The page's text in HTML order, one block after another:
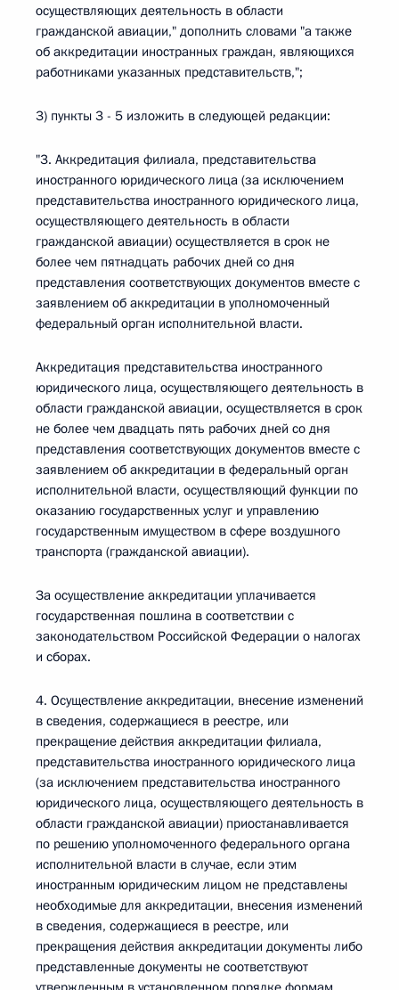
осуществляющих деятельность в области
гражданской авиации," дополнить словами "а также
об аккредитации иностранных граждан, являющихся
работниками указанных представительств,";
3) пункты 3 - 5 изложить в следующей редакции:
"3. Аккредитация филиала, представительства
иностранного юридического лица (за исключением
представительства иностранного юридического лица,
осуществляющего деятельность в области
гражданской авиации) осуществляется в срок не
более чем пятнадцать рабочих дней со дня
представления соответствующих документов вместе с
заявлением об аккредитации в уполномоченный
федеральный орган исполнительной власти.
Аккредитация представительства иностранного
юридического лица, осуществляющего деятельность в
области гражданской авиации, осуществляется в срок
не более чем двадцать пять рабочих дней со дня
представления соответствующих документов вместе с
заявлением об аккредитации в федеральный орган
исполнительной власти, осуществляющий функции по
оказанию государственных услуг и управлению
государственным имуществом в сфере воздушного
транспорта (гражданской авиации).
За осуществление аккредитации уплачивается
государственная пошлина в соответствии с
законодательством Российской Федерации о налогах
и сборах.
4. Осуществление аккредитации, внесение изменений
в сведения, содержащиеся в реестре, или
прекращение действия аккредитации филиала,
представительства иностранного юридического лица
(за исключением представительства иностранного
юридического лица, осуществляющего деятельность в
области гражданской авиации) приостанавливается
по решению уполномоченного федерального органа
исполнительной власти в случае, если этим
иностранным юридическим лицом не представлены
необходимые для аккредитации, внесения изменений
в сведения, содержащиеся в реестре, или
прекращения действия аккредитации документы либо
представленные документы не соответствуют